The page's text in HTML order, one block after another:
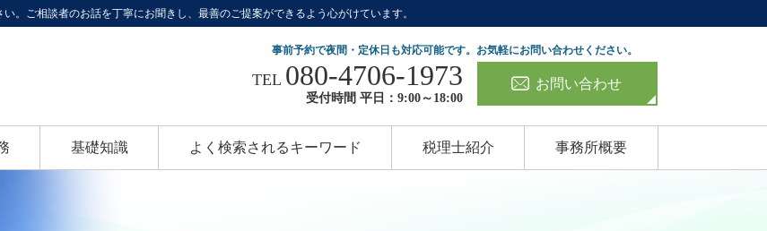
。ご相談者のお話を丁寧にお聞きし、最善のご提案ができるよう心がけています。
事前予約で夜間・定休日も対応可能です。お気軽にお問い合わせください。
TEL 080-4706-1973
受付時間 平日：9:00～18:00
お問い合わせ
基礎知識 よく検索されるキーワード 税理士紹介 事務所概要